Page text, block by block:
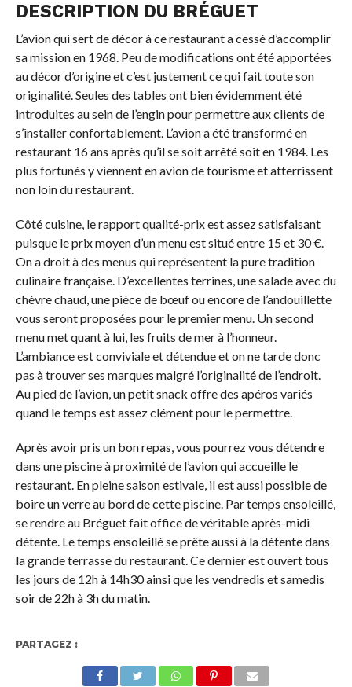
DESCRIPTION DU BRÉGUET
L’avion qui sert de décor à ce restaurant a cessé d’accomplir
sa mission en 1968. Peu de modifications ont été apportées
au décor d’origine et c’est justement ce qui fait toute son
originalité. Seules des tables ont bien évidemment été
introduites au sein de l’engin pour permettre aux clients de
s’installer confortablement. L’avion a été transformé en
restaurant 16 ans après qu’il se soit arrêté soit en 1984. Les
plus fortunés y viennent en avion de tourisme et atterrissent
non loin du restaurant.
Côté cuisine, le rapport qualité-prix est assez satisfaisant
puisque le prix moyen d’un menu est situé entre 15 et 30 €.
On a droit à des menus qui représentent la pure tradition
culinaire française. D’excellentes terrines, une salade avec du
chèvre chaud, une pièce de bœuf ou encore de l’andouillette
vous seront proposées pour le premier menu. Un second
menu met quant à lui, les fruits de mer à l’honneur.
L’ambiance est conviviale et détendue et on ne tarde donc
pas à trouver ses marques malgré l’originalité de l’endroit.
Au pied de l’avion, un petit snack offre des apéros variés
quand le temps est assez clément pour le permettre.
Après avoir pris un bon repas, vous pourrez vous détendre
dans une piscine à proximité de l’avion qui accueille le
restaurant. En pleine saison estivale, il est aussi possible de
boire un verre au bord de cette piscine. Par temps ensoleillé,
se rendre au Bréguet fait office de véritable après-midi
détente. Le temps ensoleillé se prête aussi à la détente dans
la grande terrasse du restaurant. Ce dernier est ouvert tous
les jours de 12h à 14h30 ainsi que les vendredis et samedis
soir de 22h à 3h du matin.
PARTAGEZ :